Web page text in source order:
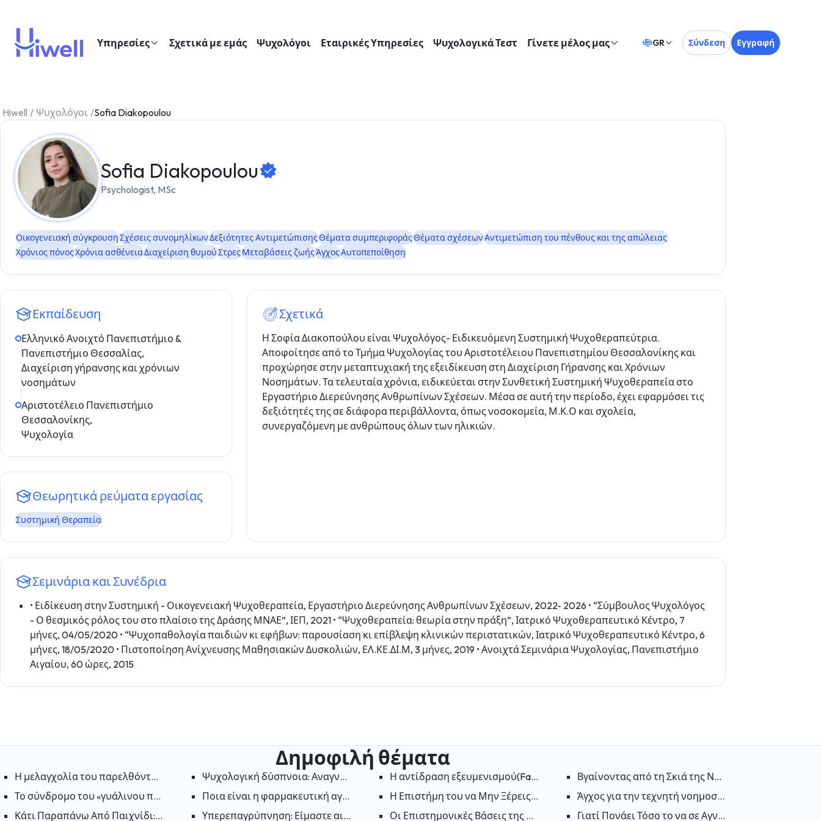
Υπηρεσίες Σχετικά με εμάς Ψυχολόγοι Εταιρικές Υπηρεσίες Ψυχολογικά Τεστ Γίνετε μέλος μας GR Σύνδεση Εγγραφή
Hiwell / Ψυχολόγοι /Sofia Diakopoulou
Sofia Diakopoulou
Psychologist, MSc
Οικογενειακή σύγκρουσηΣχέσεις συνομηλίκωνΔεξιότητες ΑντιμετώπισηςΘέματα συμπεριφοράςΘέματα σχέσεωνΑντιμετώπιση του πένθους και της απώλειας
Χρόνιος πόνοςΧρόνια ασθένειαΔιαχείριση θυμούΣτρεςΜεταβάσεις ζωήςΆγχοςΑυτοπεποίθηση
Εκπαίδευση
Ελληνικό Ανοιχτό Πανεπιστήμιο &
Πανεπιστήμιο Θεσσαλίας,
Διαχείριση γήρανσης και χρόνιων
νοσημάτων
Αριστοτέλειο Πανεπιστήμιο
Θεσσαλονίκης,
Ψυχολογία
Σχετικά
Η Σοφία Διακοπούλου είναι Ψυχολόγος- Ειδικευόμενη Συστημική Ψυχοθεραπεύτρια.
Αποφοίτησε από το Τμήμα Ψυχολογίας του Αριστοτέλειου Πανεπιστημίου Θεσσαλονίκης και
προχώρησε στην μεταπτυχιακή της εξειδίκευση στη Διαχείριση Γήρανσης και Χρόνιων
Νοσημάτων. Τα τελευταία χρόνια, ειδικεύεται στην Συνθετική Συστημική Ψυχοθεραπεία στο
Εργαστήριο Διερεύνησης Ανθρωπίνων Σχέσεων. Μέσα σε αυτή την περίοδο, έχει εφαρμόσει τις
δεξιότητές της σε διάφορα περιβάλλοντα, όπως νοσοκομεία, Μ.Κ.Ο και σχολεία,
συνεργαζόμενη με ανθρώπους όλων των ηλικιών.
Θεωρητικά ρεύματα εργασίας
Συστημική Θεραπεία
Σεμινάρια και Συνέδρια
• Ειδίκευση στην Συστημική - Οικογενειακή Ψυχοθεραπεία, Εργαστήριο Διερεύνησης Ανθρωπίνων Σχέσεων, 2022- 2026 • “Σύμβουλος Ψυχολόγος
- Ο θεσμικός ρόλος του στο πλαίσιο της Δράσης ΜΝΑΕ”, ΙΕΠ, 2021 • “Ψυχοθεραπεία: θεωρία στην πράξη”, Ιατρικό Ψυχοθεραπευτικό Κέντρο, 7
μήνες, 04/05/2020 • “Ψυχοπαθολογία παιδιών κι εφήβων: παρουσίαση κι επίβλεψη κλινικών περιστατικών, Ιατρικό Ψυχοθεραπευτικό Κέντρο, 6
μήνες, 18/05/2020 • Πιστοποίηση Ανίχνευσης Μαθησιακών Δυσκολιών, ΕΛ.ΚΕ.ΔΙ.Μ, 3 μήνες, 2019 • Ανοιχτά Σεμινάρια Ψυχολογίας, Πανεπιστήμιο
Αιγαίου, 60 ώρες, 2015
Δημοφιλή θέματα
Η μελαγχολία του παρελθόντος: Γιατί αναζητούμε πάντα την ευτυχία στις «παλιές καλές μέρες»;
Το σύνδρομο του «γυάλινου παιδιού»: Μεγαλώνοντας στη σκιά ενός αδελφού με ειδικές ανάγκες
Κάτι Παραπάνω Από Παιχνίδι: Τα Ψυχικά Οφέλη Του Gaming
Ψυχολογική δύσπνοια: Αναγνωρίζοντας το άγχος και την ανησυχία
Ποια είναι η φαρμακευτική αγωγή για τη Διαταραχή Ελλειμματικής Προσοχής και Υπερκινητικότητας (ΔΕΠΥ);
Υπερεπαγρύπνηση: Είμαστε αιχμάλωτοι των σκέψεων μας; Πως μπορούμε να «απελευθερωθούμε»;
Η αντίδραση εξευμενισμού(Fawn Response): Προσπαθώντας να κάνετε τον εαυτό σας
Η Επιστήμη του να Μην Ξέρεις ότι Δεν Ξέρεις: Γιατί το Φαινόμενο Dunning-Kruger Είναι
Οι Επιστημονικές Βάσεις της Αυτοσυμπόνιας: Γιατί Λειτουργεί η Αυτοσυμπόνια;
Βγαίνοντας από τη Σκιά της Ντροπής: Ένας
Άγχος για την τεχνητή νοημοσύνη: Πώς επηρεάζει
Γιατί Πονάει Τόσο το να σε Αγνοούν; Οι